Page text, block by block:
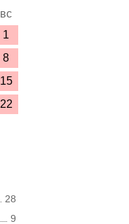
вс
1
8
15
22
28
9